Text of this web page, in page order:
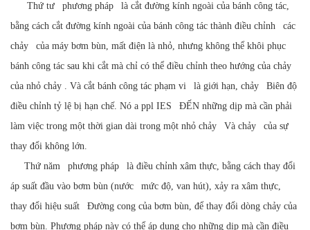
Thứ tư
phương pháp
là cắt đường kính ngoài của bánh công tác,
bằng cách cắt đường kính ngoài của bánh công tác thành điều chỉnh
các
chảy
của máy bơm bùn, mất điện là nhỏ, nhưng không thể khôi phục
bánh công tác sau khi cắt mà chỉ có thể điều chỉnh theo hướng của chảy
của nhỏ chảy . Và cắt bánh công tác phạm vi là giới hạn, chảy
Biên độ
điều chỉnh tỷ lệ bị hạn chế. Nó a ppl IES ĐẾN những dịp mà cần phải
làm việc trong một thời gian dài trong một nhỏ chảy Và chảy
của sự
thay đổi không lớn.
Thứ năm
phương pháp
là điều chỉnh xâm thực, bằng cách thay đổi
áp suất đầu vào bơm bùn (nước
mức độ, van hút), xảy ra xâm thực,
thay đổi hiệu suất
Đường cong của bơm bùn, để thay đổi dòng chảy của
bơm bùn. Phương pháp này có thể áp dụng cho những dịp mà cần điều